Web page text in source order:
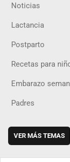
Noticias
Lactancia
Postparto
Recetas para
Embarazo
Padres
VER MÁS TEMAS